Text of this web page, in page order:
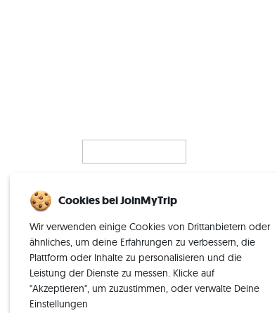
– mit der perfekten Crew.
Cookies bei JoinMyTrip
Wir verwenden einige Cookies von Drittanbietern oder
ähnliches, um deine Erfahrungen zu verbessern, die
Plattform oder Inhalte zu personalisieren und die
Leistung der Dienste zu messen. Klicke auf
"Akzeptieren", um zuzustimmen, oder verwalte Deine
Einstellungen